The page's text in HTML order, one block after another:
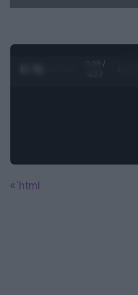
0:29 /
«`html